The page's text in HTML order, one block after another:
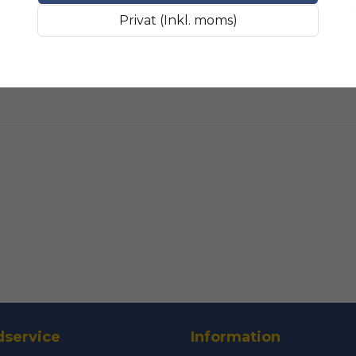
Fråga oss något om
Namn
SLIPMATERIAL Breda
Privat (Inkl. moms)
Information